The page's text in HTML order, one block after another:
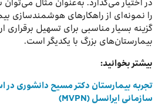
در اختیار می‌گذارد. به‌عنوان مثال
را نمونه‌ای از راهکارهای هوشمندسازی
گزینه بسیار مناسبی برای تسهیل برقراری
بیمارستان‌های بزرگ با یکدیگر است.
بیشتر بخوانید:
تجربه بیمارستان دکتر مسیح دانشوری در
سازمانی ایرانسل (MVPN)